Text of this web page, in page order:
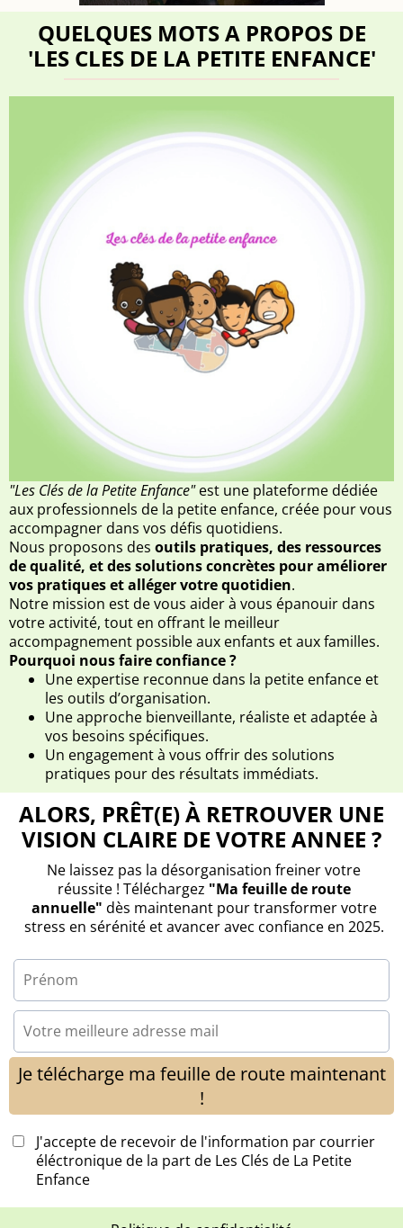
QUELQUES MOTS A PROPOS DE
'LES CLES DE LA PETITE ENFANCE'
"Les Clés de la Petite Enfance"est une plateforme dédiée
aux professionnels de la petite enfance, créée pour vous
accompagner dans vos défis quotidiens.
Nous proposons des outils pratiques, des ressources
de qualité, et des solutions concrètes pour améliorer
vos pratiques et alléger votre quotidien.
Notre mission est de vous aider à vous épanouir dans
votre activité, tout en offrant le meilleur
accompagnement possible aux enfants et aux familles.
Pourquoi nous faire confiance ?
Une expertise reconnue dans la petite enfance et
les outils d’organisation.
Une approche bienveillante, réaliste et adaptée à
vos besoins spécifiques.
Un engagement à vous offrir des solutions
pratiques pour des résultats immédiats.
ALORS, PRÊT(E) À RETROUVER UNE
VISION CLAIRE DE VOTRE ANNEE ?
Ne laissez pas la désorganisation freiner votre
réussite ! Téléchargez "Ma feuille de route
annuelle" dès maintenant pour transformer votre
stress en sérénité et avancer avec confiance en 2025.
Je télécharge ma feuille de route maintenant
!
J'accepte de recevoir de l'information par courrier
éléctronique de la part de Les Clés de La Petite
Enfance